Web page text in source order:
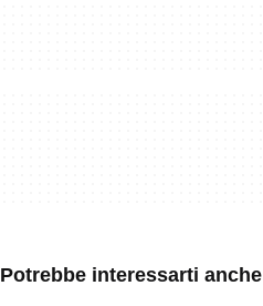
Potrebbe interessarti anche